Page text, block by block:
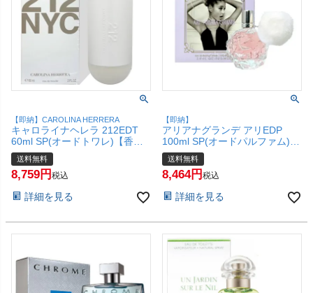
【即納】CAROLINA HERRERA
キャロライナヘレラ 212EDT
60ml SP(オードトワレ)【香
水】(6045596)【宅配便送料無
料】
送料無料
8,759 税込
詳細を見る
【即納】
アリアナグランデ アリEDP
100ml SP(オードパルファム)
【香水】【宅配便送料無料】
送料無料
8,464 税込
詳細を見る